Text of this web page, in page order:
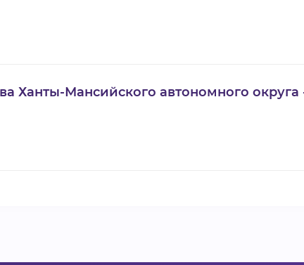
Ханты-Мансийского автономного